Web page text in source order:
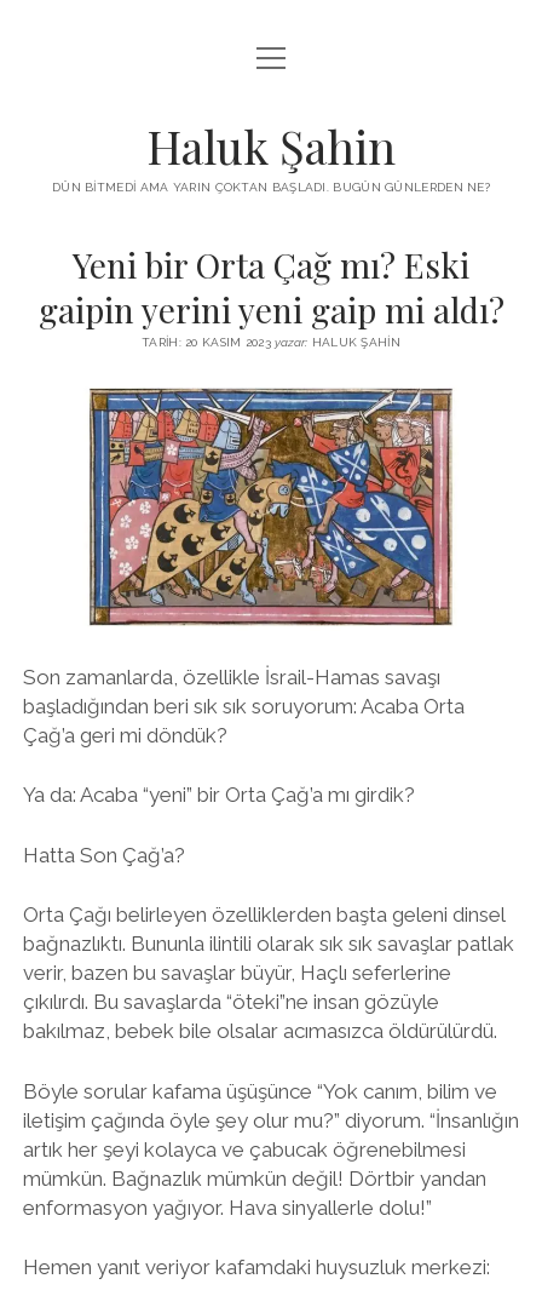
KUTUP YILDIZI
MENDIREK YAZILARI
ADA
İYI YAŞAM VE MUTLULUK ÜZERINE
BABIALI’DE CINAYET
GÜZEL MAVRELLA
PROGRAMLAR
BIZ KIMIZ?
MED 532 SPRING ‘25
YAZMADAN EDEMEDIM
HABERLER / NEWS
twitterfacebook
instagram
menüyü
aç
Haluk Şahin
DÜN BITMEDI AMA YARIN ÇOKTAN BAŞLADI. BUGÜN GÜNLERDEN NE?
Yeni bir Orta Çağ mı? Eski
gaipin yerini yeni gaip mi aldı?
TARIH: 20 KASIM 2023yazar: HALUK ŞAHIN
Son zamanlarda, özellikle İsrail-Hamas savaşı
başladığından beri sık sık soruyorum: Acaba Orta
Çağ’a geri mi döndük?
Ya da: Acaba “yeni” bir Orta Çağ’a mı girdik?
Hatta Son Çağ’a?
Orta Çağı belirleyen özelliklerden başta geleni dinsel
bağnazlıktı. Bununla ilintili olarak sık sık savaşlar patlak
verir, bazen bu savaşlar büyür, Haçlı seferlerine
çıkılırdı. Bu savaşlarda “öteki”ne insan gözüyle
bakılmaz, bebek bile olsalar acımasızca öldürülürdü.
Böyle sorular kafama üşüşünce “Yok canım, bilim ve
iletişim çağında öyle şey olur mu?” diyorum. “İnsanlığın
artık her şeyi kolayca ve çabucak öğrenebilmesi
mümkün. Bağnazlık mümkün değil! Dörtbir yandan
enformasyon yağıyor. Hava sinyallerle dolu!”
Hemen yanıt veriyor kafamdaki huysuzluk merkezi: